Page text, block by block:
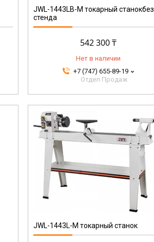
JWL-1443LB-M токарный станокбез
стенда
542 300 ₸
Нет в наличии
+7 (747) 655-89-19
Отдел Продаж
JWL-1443L-M токарный станок